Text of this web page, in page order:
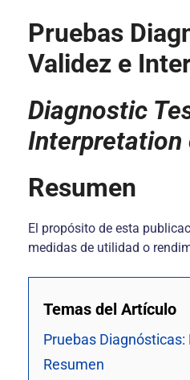
Pruebas
Validez e
Diagnostic
Interpretation
Resumen
El propósito de esta
medidas de utilidad o
Temas del Artículo
Pruebas
Resumen